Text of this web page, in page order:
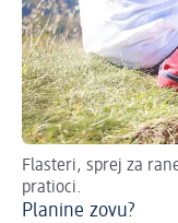
Flasteri, sprej za
pratioci.
Planine zovu?